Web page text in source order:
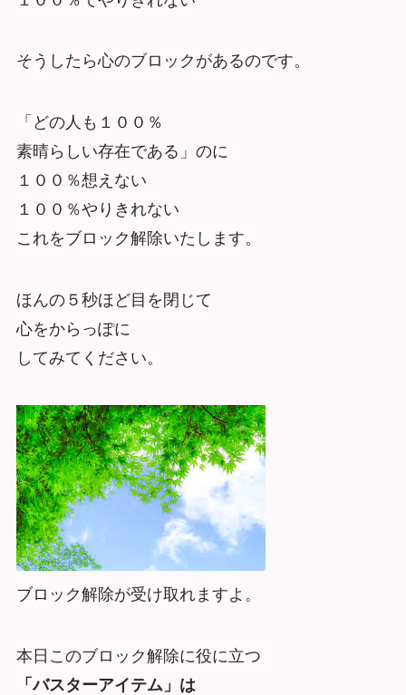
そうしたら心のブロックがあるのです。
「どの人も１００％
素晴らしい存在である」のに
１００％想えない
１００％やりきれない
これをブロック解除いたします。
ほんの５秒ほど目を閉じて
心をからっぽに
してみてください。
ブロック解除が受け取れますよ。
本日このブロック解除に役に立つ
「バスターアイテム」は